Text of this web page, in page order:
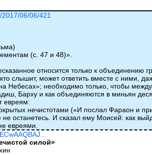
2017/06/06/421
(с. 47 и 48)».
относится только к объединению
слышит, может ответить вместе с ними,
Небесах»; необходимо только, чтобы
Барху и как объединяются в миньян
евреям:
нечистотами («И послал Фараон и
останетесь. И сказал ему Моисей: как
евреями.
силой»